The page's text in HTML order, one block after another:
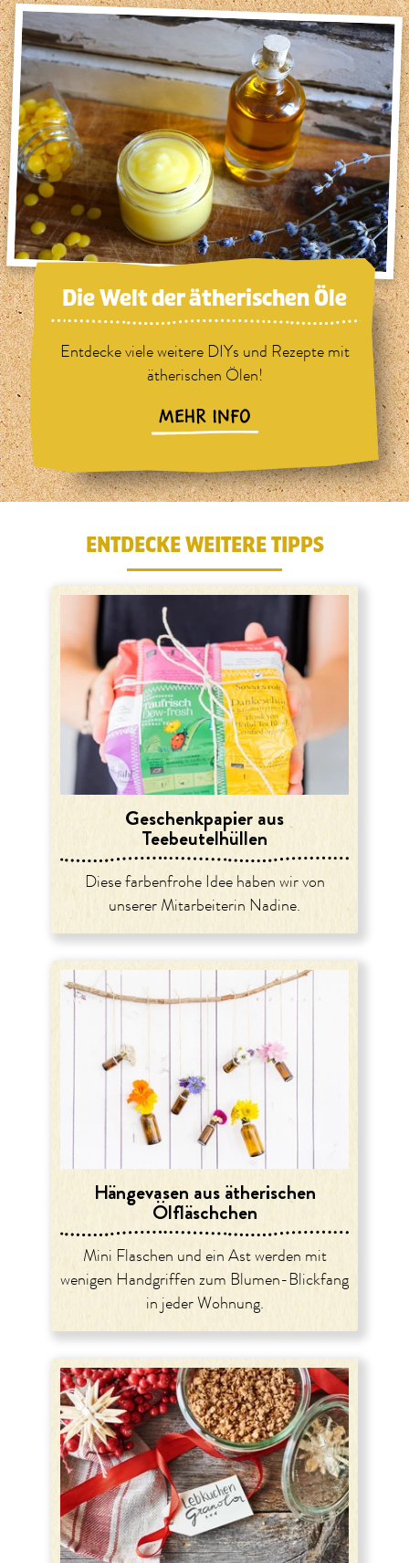
Die Welt der ätherischen Öle
Entdecke viele weitere DIYs und Rezepte mit
ätherischen Ölen!
MEHR INFO
ENTDECKE WEITERE TIPPS
Geschenkpapier aus
Teebeutelhüllen
Diese farbenfrohe Idee haben wir von
unserer Mitarbeiterin Nadine.
Hängevasen aus ätherischen
Ölfläschchen
Mini Flaschen und ein Ast werden mit
wenigen Handgriffen zum Blumen-Blickfang
in jeder Wohnung.